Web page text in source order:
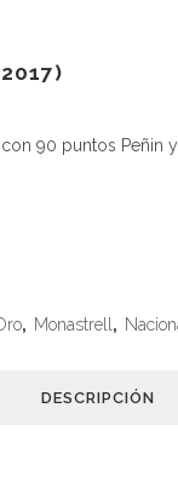
90 puntos Peñin
, Monastrell ,
DESCRIPCIÓN